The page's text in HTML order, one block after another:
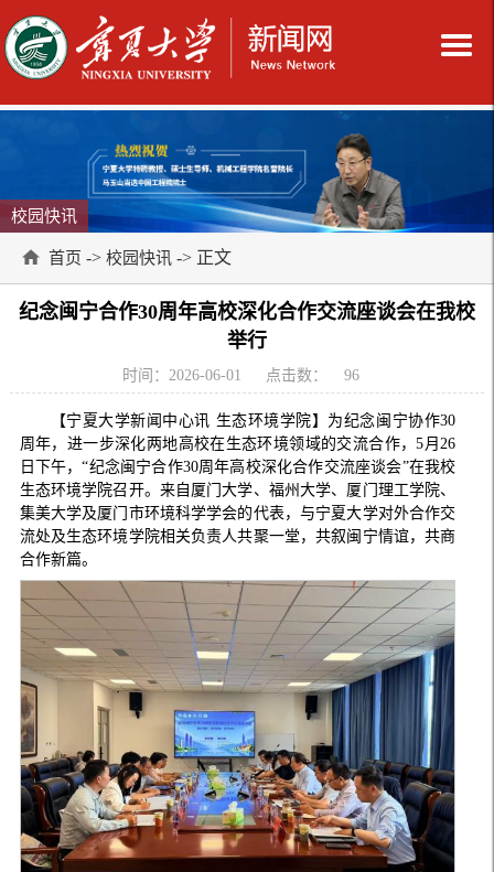
校园快讯
首页 -> 校园快讯 -> 正文
纪念闽宁合作30周年高校深化合作交流座谈会在我校
举行
时间：2026-06-01 点击数： 96
【宁夏大学新闻中心讯 生态环境学院】为纪念闽宁协作30
周年，进一步深化两地高校在生态环境领域的交流合作，5月26
日下午，“纪念闽宁合作30周年高校深化合作交流座谈会”在我校
生态环境学院召开。来自厦门大学、福州大学、厦门理工学院、
集美大学及厦门市环境科学学会的代表，与宁夏大学对外合作交
流处及生态环境学院相关负责人共聚一堂，共叙闽宁情谊，共商
合作新篇。